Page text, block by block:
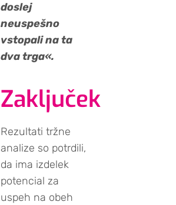
doslej
neuspešno
vstopali na ta
dva trga«.
Zaključek
Rezultati tržne
analize so potrdili,
da ima izdelek
potencial za
uspeh na obeh